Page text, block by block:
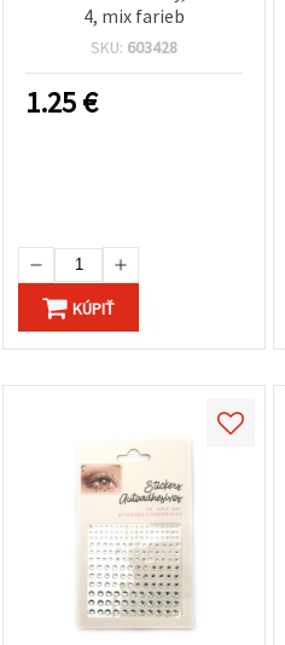
4, mix farieb
SKU: 603428
1.25€
KÚPIŤ